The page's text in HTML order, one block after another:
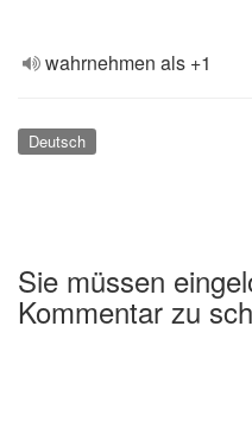
wahrnehmen als +1
Deutsch
Sie müssen
Kommentar zu